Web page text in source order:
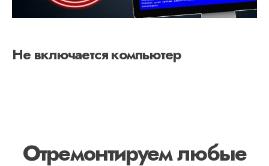
Не включается компьютер
Отремонтируем любые